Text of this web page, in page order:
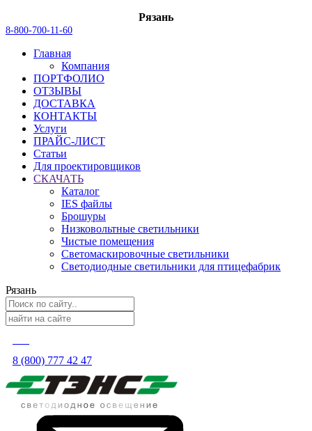
Рязань
8-800-700-11-60
Главная
Компания
ПОРТФОЛИО
ОТЗЫВЫ
ДОСТАВКА
КОНТАКТЫ
Услуги
ПРАЙС-ЛИСТ
Статьи
Для проектировщиков
СКАЧАТЬ
Каталог
IES файлы
Брошуры
Низковольтные светильники
Чистые помещения
Светомаскировочные светильники
Светодиодные светильники для птицефабрик
Рязань
8 (800) 777 42 47